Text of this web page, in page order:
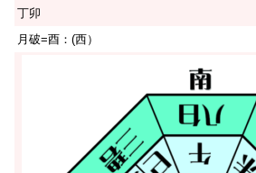
丁卯
月破=酉：(西）